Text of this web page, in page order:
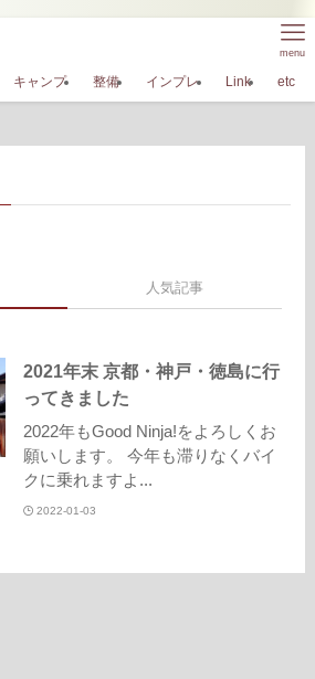
menu
キャンプ 整備 インプレ Link etc
人気記事
2021年末 京都・神戸・徳島に行
ってきました
2022年もGood Ninja!をよろしくお
願いします。 今年も滞りなくバイ
クに乗れますよ...
2022-01-03